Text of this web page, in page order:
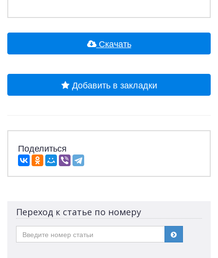
Скачать
Добавить в закладки
Поделиться
Переход к статье по номеру